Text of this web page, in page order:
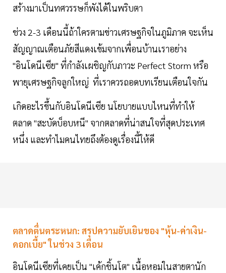
สร้างมาเป็นทศวรรษก็พังได้ในพริบตา
ช่วง 2-3 เดือนนี้ถ้าใครตามข่าวเศรษฐกิจในภูมิภาค จะเห็น
สัญญาณเตือนภัยสีแดงเข้มจากเพื่อนบ้านเราอย่าง
"อินโดนีเซีย" ที่กำลังเผชิญกับภาวะ Perfect Storm หรือ
พายุเศรษฐกิจลูกใหญ่ ที่เราควรถอดบทเรียนเตือนใจกัน
เกิดอะไรขึ้นกับอินโดนีเซีย นโยบายแบบไหนที่ทำให้
ตลาด "สะบัดบ็อบหนี" จากตลาดที่น่าสนใจที่สุดประเทศ
หนึ่ง และทำไมคนไทยถึงต้องดูเรื่องนี้ให้ดี
ตลาดตื่นตระหนก: สรุปความยับเยินของ "หุ้น-ค่าเงิน-
ดอกเบี้ย" ในช่วง 3 เดือน
อินโดนีเซียที่เคยเป็น "เค้กชิ้นโต" เนื้อหอมในสายตานัก